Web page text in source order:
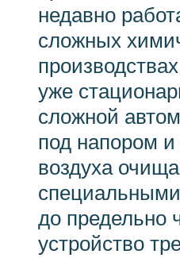
недавно
сложных
уже
сложной
под напором и
воздуха
до предельно
устройство